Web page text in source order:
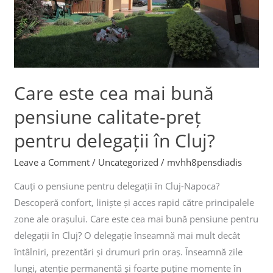
Care este cea mai bună
pensiune calitate-preț
pentru delegații în Cluj?
Leave a Comment / Uncategorized / mvhh8pensdiadis
Cauți o pensiune pentru delegații în Cluj-Napoca?
Descoperă confort, liniște și acces rapid către principalele
zone ale orașului. Care este cea mai bună pensiune pentru
delegații în Cluj? O delegație înseamnă mai mult decât
întâlniri, prezentări și drumuri prin oraș. Înseamnă zile
lungi, atenție permanentă și foarte puține momente în
calitate-
preț
pentru
delegații
Cluj?